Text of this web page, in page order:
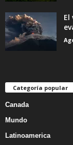
El
Categoría popular
Canada
Mundo
Latinoamerica